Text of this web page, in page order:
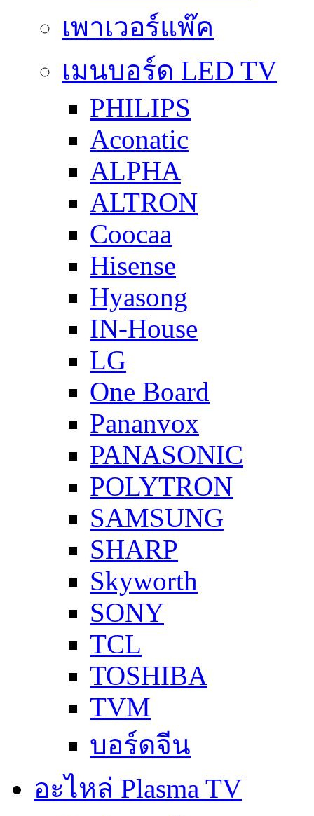
เพาเวอร์แพ๊ค
เมนบอร์ด LED TV
PHILIPS
Aconatic
ALPHA
ALTRON
Coocaa
Hisense
Hyasong
IN-House
LG
One Board
Pananvox
PANASONIC
POLYTRON
SAMSUNG
SHARP
Skyworth
SONY
TCL
TOSHIBA
TVM
บอร์ดจีน
อะไหล่ Plasma TV